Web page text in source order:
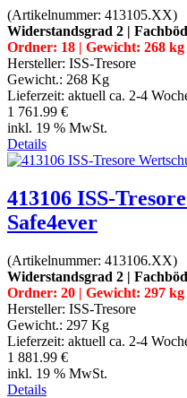
(Artikelnummer: 413105.XX)
Widerstandsgrad 2 |
Ordner: 18 | Gewicht: 268 kg
Hersteller: ISS-Tresore
Gewicht.: 268 Kg
Lieferzeit: aktuell ca. 2-4
1 761.99 €
inkl. 19 % MwSt.
Details
413106 ISS-
Safe4ever
(Artikelnummer: 413106.XX)
Widerstandsgrad 2 |
Ordner: 20 | Gewicht: 297 kg
Hersteller: ISS-Tresore
Gewicht.: 297 Kg
Lieferzeit: aktuell ca. 2-4
1 881.99 €
inkl. 19 % MwSt.
Details